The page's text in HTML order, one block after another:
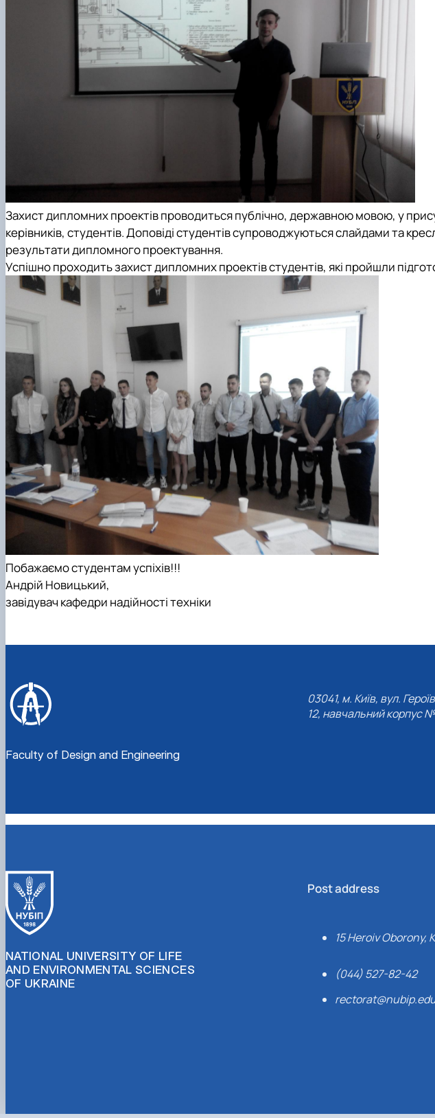
Захист дипломних проектів проводиться публічно, державною мовою, у
керівників, студентів. Доповіді студентів супроводжуються слайдами та
результати дипломного проектування.
Успішно проходить захист дипломних проектів студентів, які пройшли
Побажаємо студентам успіхів!!!
Андрій Новицький,
завідувач кафедри надійності техніки
Faculty of Design and Engineering
03041, м. Київ, вул.
12, навчальний корпус №
NATIONAL UNIVERSITY OF LIFE
AND ENVIRONMENTAL SCIENCES
OF UKRAINE
Post address
15 Heroiv Oborony,
(044) 527-82-42